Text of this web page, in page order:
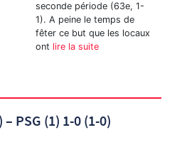
seconde période (63e, 1-
1). A peine le temps de
fêter ce but que les locaux
ont lire la suite
PSG (1) 1-0 (1-0)